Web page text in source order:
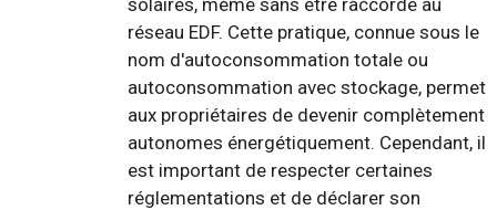
réseau EDF. Cette pratique, connue sous le
nom d'autoconsommation totale ou
autoconsommation avec stockage, permet
aux propriétaires de devenir complètement
autonomes énergétiquement. Cependant, il
est important de respecter certaines
réglementations et de déclarer son